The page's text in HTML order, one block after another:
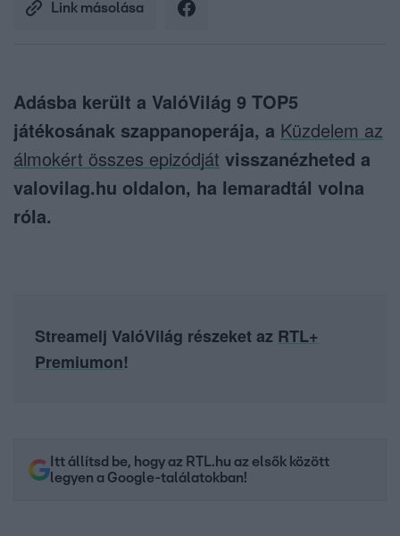
Link másolása
Adásba került a ValóVilág 9 TOP5
játékosának szappanoperája, a Küzdelem az
álmokért összes epizódját visszanézheted a
valovilag.hu oldalon, ha lemaradtál volna
róla.
Streamelj ValóVilág részeket az RTL+
Premiumon!
Itt állítsd be, hogy az RTL.hu az elsők között
legyen a Google-találatokban!